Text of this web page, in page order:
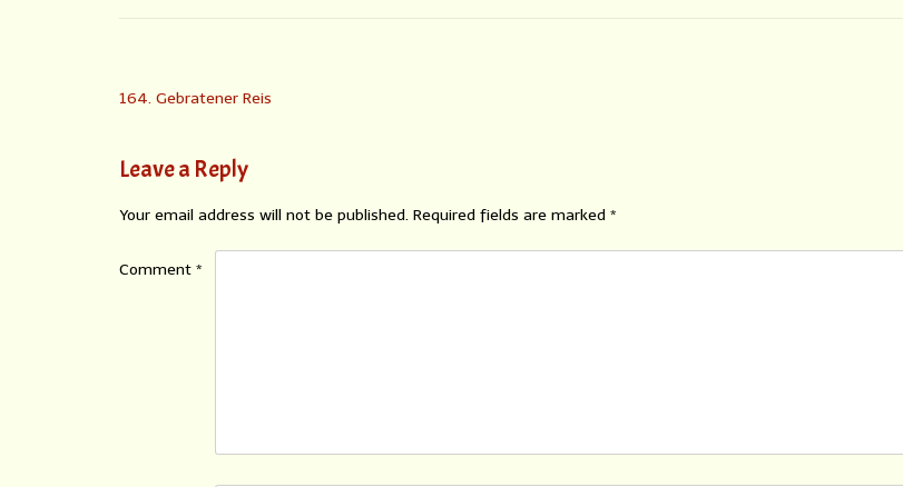
164. Gebratener Reis
Leave a Reply
Your email address will not be published. Required fields are marked *
Comment *